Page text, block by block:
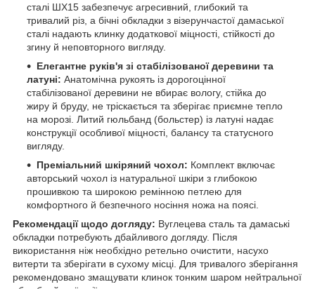
сталі ШХ15 забезпечує агресивний, глибокий та
тривалий різ, а бічні обкладки з візерунчастої дамаської
сталі надають клинку додаткової міцності, стійкості до
згину й неповторного вигляду.
Елегантне руків'я зі стабілізованої деревини та
латуні: Анатомічна рукоять із дорогоцінної
стабілізованої деревини не вбирає вологу, стійка до
жиру й бруду, не тріскається та зберігає приємне тепло
на морозі. Литий гюльбанд (больстер) із латуні надає
конструкції особливої міцності, балансу та статусного
вигляду.
Преміальний шкіряний чохол: Комплект включає
авторський чохол із натуральної шкіри з глибокою
прошивкою та широкою ремінною петлею для
комфортного й безпечного носіння ножа на поясі.
Рекомендації щодо догляду: Вуглецева сталь та дамаські
обкладки потребують дбайливого догляду. Після
використання ніж необхідно ретельно очистити, насухо
витерти та зберігати в сухому місці. Для тривалого зберігання
рекомендовано змащувати клинок тонким шаром нейтральної